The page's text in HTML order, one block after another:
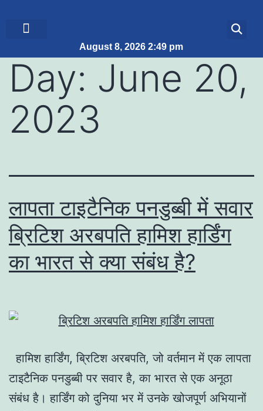
August 8, 2026 2:49 pm
Day: June 20,
2023
लापता टाइटैनिक पनडुब्बी में सवार
ब्रिटिश अरबपति हामिश हार्डिंग
का भारत से क्या संबंध है?
हामिश हार्डिंग, ब्रिटिश अरबपति, जो वर्तमान में एक लापता
टाइटैनिक पनडुब्बी पर सवार है, का भारत से एक अनूठा
संबंध है। हार्डिंग को दुनिया भर में उनके खोजपूर्ण अभियानों